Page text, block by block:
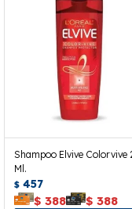
Shampoo Elvive Colorvive
Ml.
$ 457
$ 388 $ 388